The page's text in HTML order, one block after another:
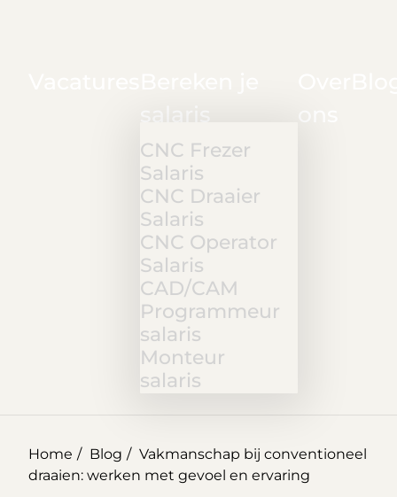
CNC Frezer
Salaris
CNC Draaier
Salaris
CNC Operator
Salaris
CAD/CAM
Programmeur
salaris
Monteur
salaris
Home Blog
Vakmanschap bij conventioneel
draaien: werken met gevoel en ervaring